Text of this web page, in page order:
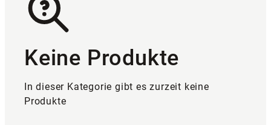
Keine Produkte
In dieser Kategorie gibt es zurzeit keine
Produkte